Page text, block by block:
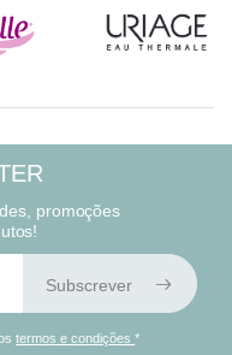
promoções
Subscrever
ostermos e condições*